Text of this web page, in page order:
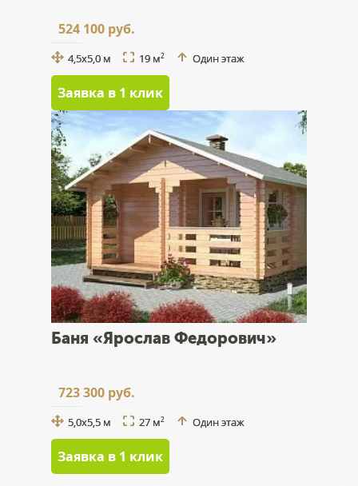
524 100 руб.
4,5x5,0 м 19 м2 Один этаж
Заявка в 1 клик
Баня «Ярослав Федорович»
723 300 руб.
5,0x5,5 м 27 м2 Один этаж
Заявка в 1 клик